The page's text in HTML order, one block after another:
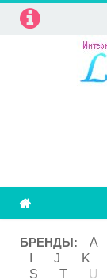
Ароматерапия
Витамины
БРЕНДЫ: A
J K
S
T U